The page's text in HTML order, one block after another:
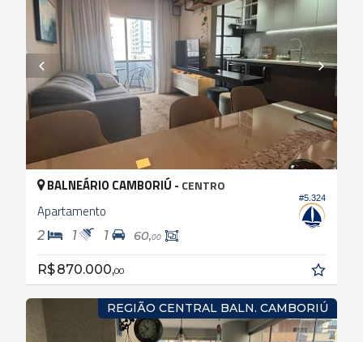
#5.324
BALNEÁRIO CAMBORIÚ - CENTRO
Apartamento
2 1 1 60,00
R$ 870.000,00
REGIÃO CENTRAL BALN. CAMBORIÚ